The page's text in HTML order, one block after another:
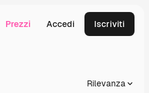
Prezzi Accedi Iscriviti
Rilevanza